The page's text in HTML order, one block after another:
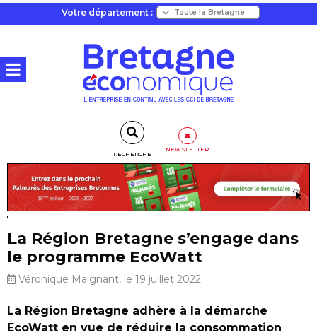
Votre département :
RECHERCHE
NEWSLETTER
La Région Bretagne s’engage dans
le programme EcoWatt
Véronique Maignant, le 19 juillet 2022
La Région Bretagne adhère à la démarche
EcoWatt en vue de réduire la consommation